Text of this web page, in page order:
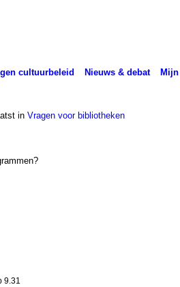
cultuurbeleid Nieuws & debat
in Vragen voor bibliotheken
9.31